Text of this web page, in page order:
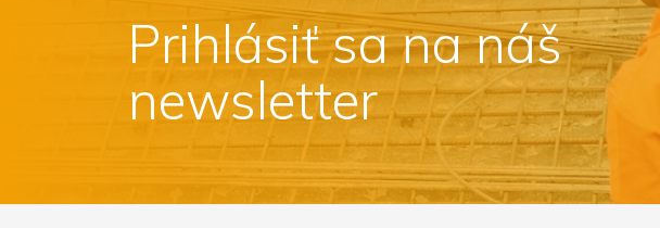
Prihlásiť sa na náš
newsletter